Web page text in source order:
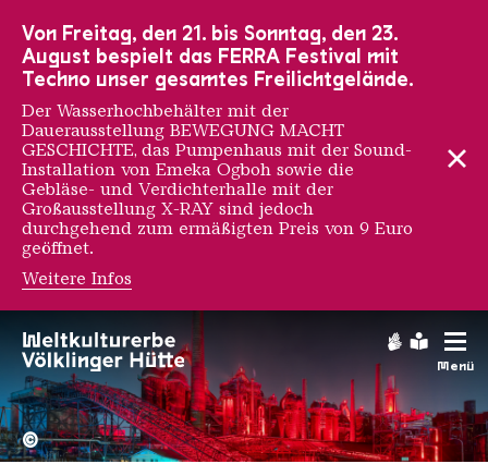
Menü
Hochofengruppe in Rot
Copyright:
©
Von Freitag, den 21. bis Sonntag, den 23.
August bespielt das FERRA Festival mit
Techno unser gesamtes Freilichtgelände.
Der Wasserhochbehälter mit der
Dauerausstellung BEWEGUNG MACHT
GESCHICHTE, das Pumpenhaus mit der Sound-
Installation von Emeka Ogboh sowie die
Gebläse- und Verdichterhalle mit der
Großausstellung X-RAY sind jedoch
durchgehend zum ermäßigten Preis von 9 Euro
geöffnet.
Weitere Infos